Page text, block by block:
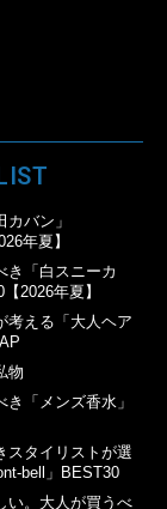
バン」
年夏】
き「白スニーカ
2026年夏】
考える「大人ヘア
物
き「メンズ香水」
スタイリストが選
bell」BEST30
い。大人が買うべ